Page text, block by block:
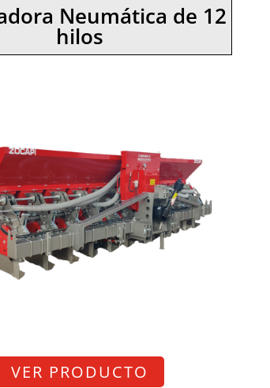
Neumática de 12
hilos
VER PRODUCTO